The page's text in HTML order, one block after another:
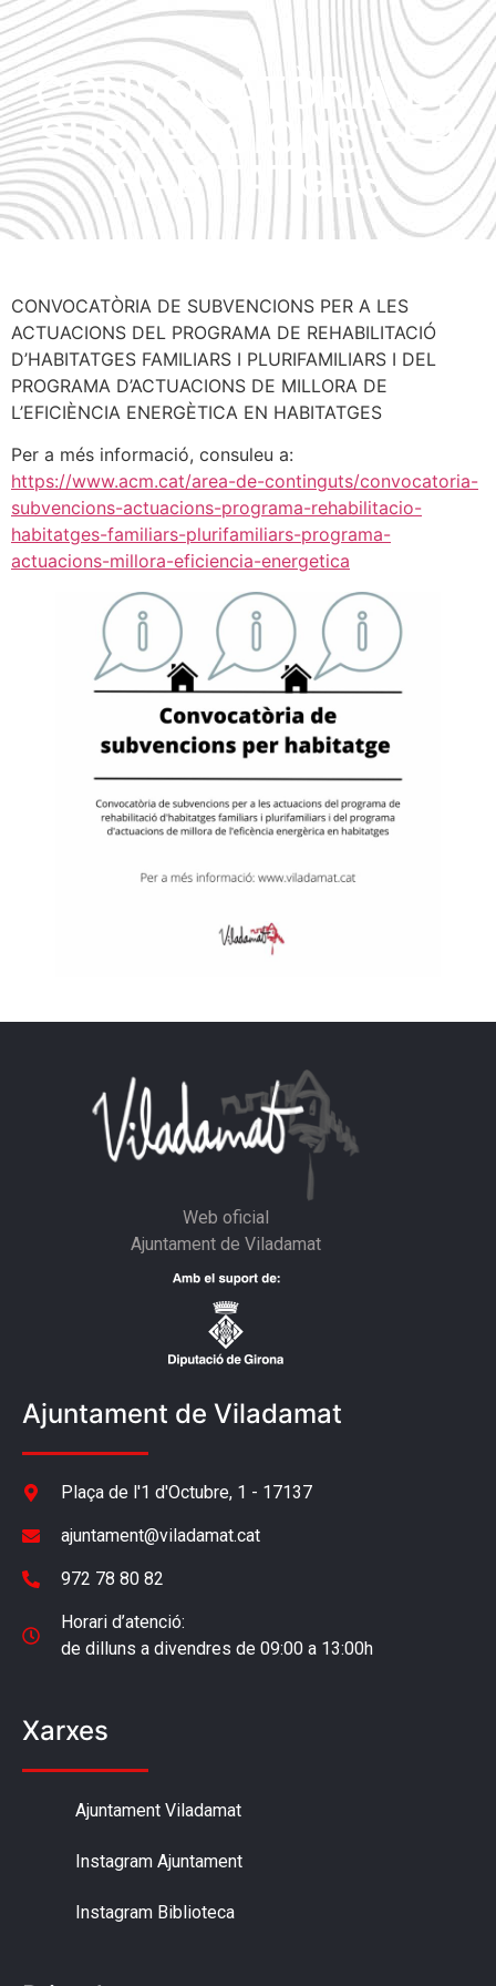
CONVOCATÒRIA DE
SUBVENCIONS PER
HABITATGES
CONVOCATÒRIA DE SUBVENCIONS PER A LES
ACTUACIONS DEL PROGRAMA DE REHABILITACIÓ
D’HABITATGES FAMILIARS I PLURIFAMILIARS I DEL
PROGRAMA D’ACTUACIONS DE MILLORA DE
L’EFICIÈNCIA ENERGÈTICA EN HABITATGES
Per a més informació, consuleu a:
https://www.acm.cat/area-de-continguts/convocatoria-
subvencions-actuacions-programa-rehabilitacio-
habitatges-familiars-plurifamiliars-programa-
actuacions-millora-eficiencia-energetica
Web oficial
Ajuntament de Viladamat
Ajuntament de Viladamat
Plaça de l'1 d'Octubre, 1 - 17137
ajuntament@viladamat.cat
972 78 80 82
Horari d’atenció:
de dilluns a divendres de 09:00 a 13:00h
Xarxes
Ajuntament Viladamat
Instagram Ajuntament
Instagram Biblioteca